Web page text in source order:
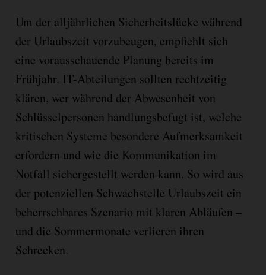
Um der alljährlichen Sicherheitslücke während
der Urlaubszeit vorzubeugen, empfiehlt sich
eine vorausschauende Planung bereits im
Frühjahr. IT-Abteilungen sollten rechtzeitig
klären, wer während der Abwesenheit von
Schlüsselpersonen handlungsbefugt ist, welche
kritischen Systeme besondere Aufmerksamkeit
erfordern und wie die Kommunikation im
Notfall sichergestellt werden kann. So wird aus
der potenziellen Schwachstelle Urlaubszeit ein
beherrschbares Szenario mit klaren Abläufen –
und die Sommermonate verlieren ihren
Schrecken.